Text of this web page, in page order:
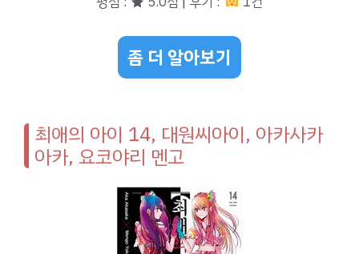
좀 더 알아보기
최애의 아이 14, 대원씨아이, 아카사카
아카, 요코야리 멘고